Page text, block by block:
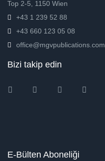
Top 2-5, 1150 Wien
+43 1 239 52 88
+43 660 123 05 08
office@mgvpublications.com
Bizi takip edin
InstagramFacebookTwitter
E-Bülten Aboneliği